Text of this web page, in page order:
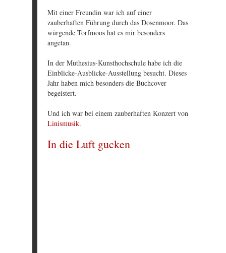
Mit einer Freundin war ich auf einer
zauberhaften Führung durch das Dosenmoor. Das
würgende Torfmoos hat es mir besonders
angetan.
In der Muthesius-Kunsthochschule habe ich die
Einblicke-Ausblicke-Ausstellung besucht. Dieses
Jahr haben mich besonders die Buchcover
begeistert.
Und ich war bei einem zauberhaften Konzert von
Linismusik.
In die Luft gucken